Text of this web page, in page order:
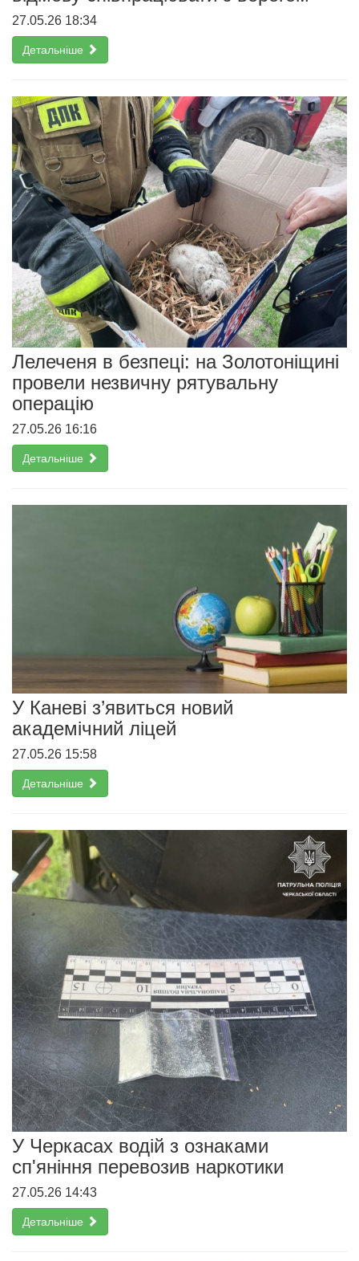
27.05.26 18:34
Детальніше
Лелеченя в безпеці: на Золотоніщині
провели незвичну рятувальну
операцію
27.05.26 16:16
Детальніше
У Каневі з’явиться новий
академічний ліцей
27.05.26 15:58
Детальніше
У Черкасах водій з ознаками
сп'яніння перевозив наркотики
27.05.26 14:43
Детальніше